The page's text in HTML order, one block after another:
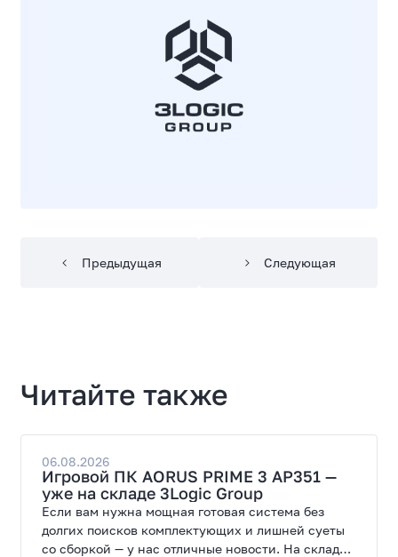
Предыдущая Следующая
Читайте также
06.08.2026
Игровой ПК AORUS PRIME 3 AP351 —
уже на складе 3Logic Group
Если вам нужна мощная готовая система без
долгих поисков комплектующих и лишней суеты
со сборкой — у нас отличные новости. На склад